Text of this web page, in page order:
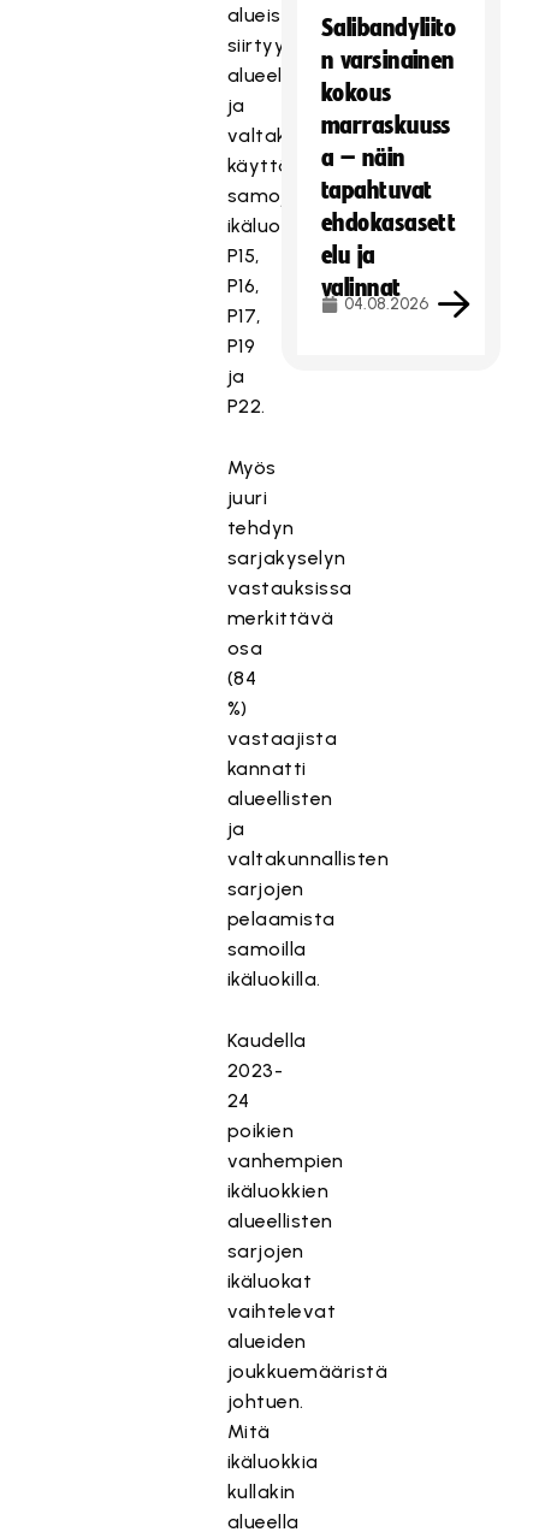
alueista
siirtyy
alueellisesti
ja
valtakunnallisesti
käyttämään
samoja
ikäluokkia:
P15,
P16,
P17,
P19
ja
P22.
Myös
juuri
tehdyn
sarjakyselyn
vastauksissa
merkittävä
osa
(84
%)
vastaajista
kannatti
alueellisten
ja
valtakunnallisten
sarjojen
pelaamista
samoilla
ikäluokilla.
Kaudella
2023-
24
poikien
vanhempien
ikäluokkien
alueellisten
sarjojen
ikäluokat
vaihtelevat
alueiden
joukkuemääristä
johtuen.
Mitä
ikäluokkia
kullakin
alueella
Salibandyliito
n varsinainen
kokous
marraskuuss
a – näin
tapahtuvat
ehdokasasett
elu ja
valinnat
04.08.2026